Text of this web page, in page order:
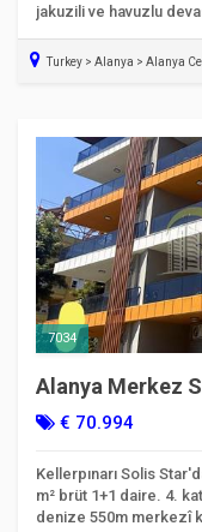
jakuzili ve havuzlu
Turkey > Alanya > Alanya
7034
Alanya Merkez
Metrelik Yol |
€ 70.994
Kellerpınarı Solis
m² brüt 1+1 daire. 4.
denize 550m merkezî